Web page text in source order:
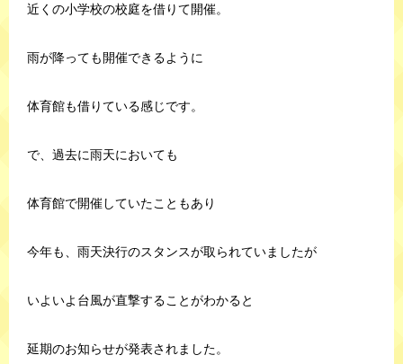
近くの小学校の校庭を借りて開催。
雨が降っても開催できるように
体育館も借りている感じです。
で、過去に雨天においても
体育館で開催していたこともあり
今年も、雨天決行のスタンスが取られていましたが
いよいよ台風が直撃することがわかると
延期のお知らせが発表されました。